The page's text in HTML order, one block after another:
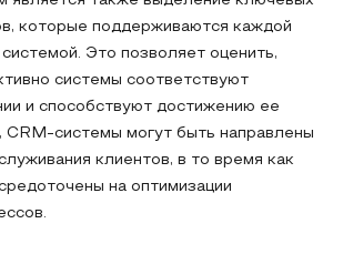
которые поддерживаются каждой
Это позволяет оценить,
системы соответствуют
и способствуют достижению ее
CRM-системы могут быть направлены
клиентов, в то время как
на оптимизации